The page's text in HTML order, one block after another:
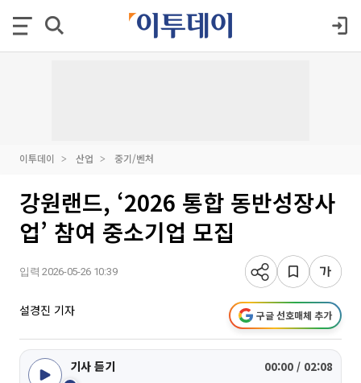
이투데이 산업 중기/벤처
강원랜드, ‘2026 통합 동반성장사
업’ 참여 중소기업 모집
입력 2026-05-26 10:39
설경진 기자 구글 선호매체 추가
기사 듣기 00:00 / 02:08